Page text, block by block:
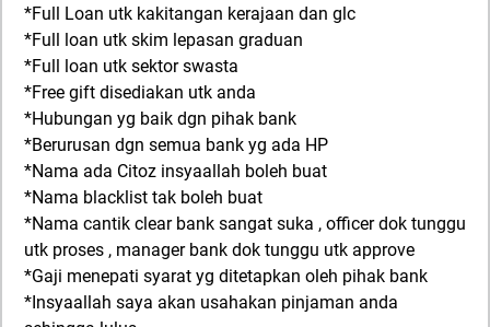
*Full Loan utk kakitangan kerajaan dan glc
*Full loan utk skim lepasan graduan
*Full loan utk sektor swasta
*Free gift disediakan utk anda
*Hubungan yg baik dgn pihak bank
*Berurusan dgn semua bank yg ada HP
*Nama ada Citoz insyaallah boleh buat
*Nama blacklist tak boleh buat
*Nama cantik clear bank sangat suka , officer dok tunggu
utk proses , manager bank dok tunggu utk approve
*Gaji menepati syarat yg ditetapkan oleh pihak bank
*Insyaallah saya akan usahakan pinjaman anda